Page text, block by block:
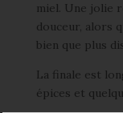
miel. Une jolie
douceur, alors
bien que plus
La finale est
épices et